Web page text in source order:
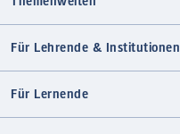
Für Lehrende & Institutionen
Für Lernende